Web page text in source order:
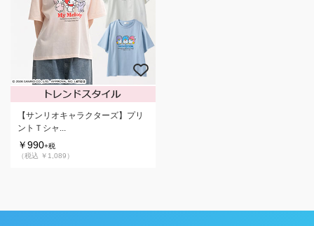
【サンリオキャラクターズ】プリ
ントＴシャ...
￥990+税
（税込 ￥1,089）